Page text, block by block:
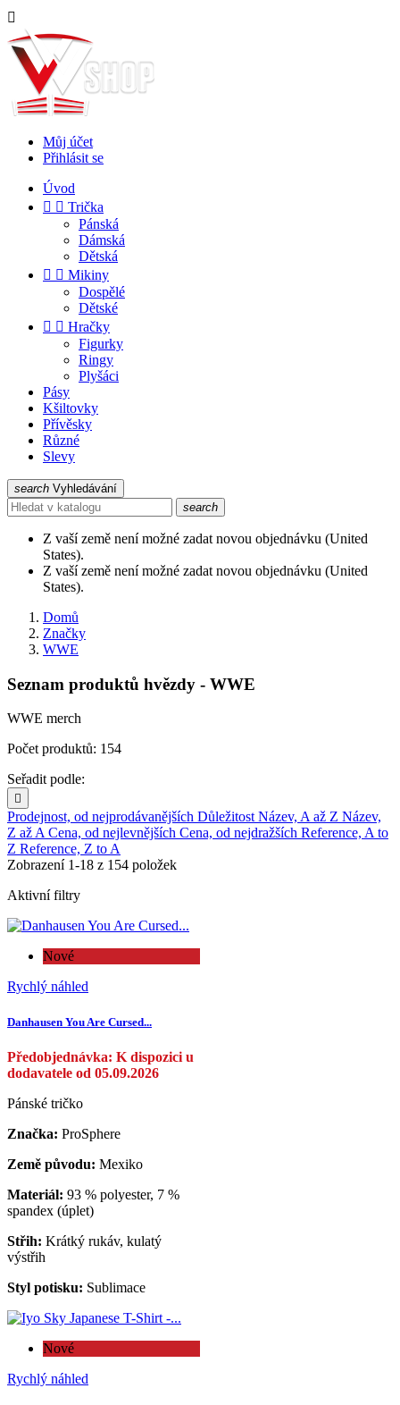

Můj účet
Přihlásit se
Úvod
  Trička
Pánská
Dámská
Dětská
  Mikiny
Dospělé
Dětské
  Hračky
Figurky
Ringy
Plyšáci
Pásy
Kšiltovky
Přívěsky
Různé
Slevy
search Vyhledávání
search
Z vaší země není možné zadat novou objednávku (United
States).
Z vaší země není možné zadat novou objednávku (United
States).
Domů
Značky
WWE
Seznam produktů hvězdy - WWE
WWE merch
Počet produktů: 154
Seřadit podle:

Prodejnost, od nejprodávanějších DůležitostNázev, A až Z Název,
Z až ACena, od nejlevnějších Cena, od nejdražších Reference, A to
Z Reference, Z to A
Zobrazení 1-18 z 154 položek
Aktivní filtry
Nové
Rychlý náhled
Danhausen You Are Cursed...
Předobjednávka: K dispozici u
dodavatele od 05.09.2026
Pánské tričko
Značka: ProSphere
Země původu: Mexiko
Materiál: 93 % polyester, 7 %
spandex (úplet)
Střih: Krátký rukáv, kulatý
výstřih
Styl potisku: Sublimace
Nové
Rychlý náhled